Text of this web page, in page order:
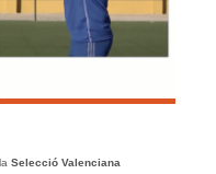
Selecció Valenciana